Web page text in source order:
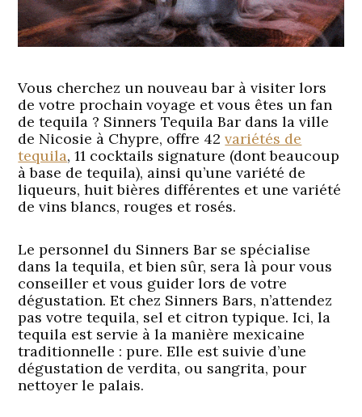
Vous cherchez un nouveau bar à visiter lors
de votre prochain voyage et vous êtes un fan
de tequila ? Sinners Tequila Bar dans la ville
de Nicosie à Chypre, offre 42variétés de
tequila, 11 cocktails signature (dont beaucoup
à base de tequila), ainsi qu’une variété de
liqueurs, huit bières différentes et une variété
de vins blancs, rouges et rosés.
Le personnel du Sinners Bar se spécialise
dans la tequila, et bien sûr, sera là pour vous
conseiller et vous guider lors de votre
dégustation. Et chez Sinners Bars, n’attendez
pas votre tequila, sel et citron typique. Ici, la
tequila est servie à la manière mexicaine
traditionnelle : pure. Elle est suivie d’une
dégustation de verdita, ou sangrita, pour
nettoyer le palais.